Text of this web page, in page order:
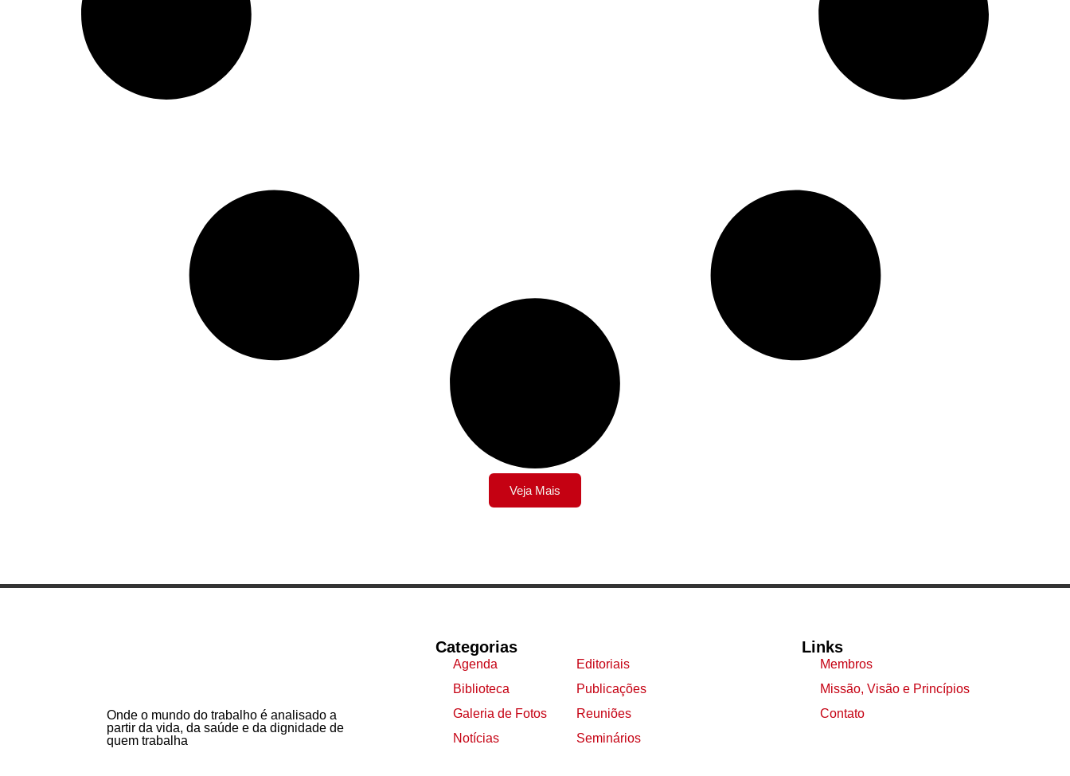
Veja Mais
Onde o mundo do trabalho é analisado a
partir da vida, da saúde e da dignidade de
quem trabalha
Categorias
Agenda
Biblioteca
Galeria de Fotos
Notícias
Editoriais
Publicações
Reuniões
Seminários
Links
Membros
Missão, Visão e Princípios
Contato